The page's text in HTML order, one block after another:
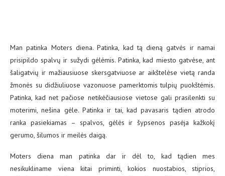
Man patinka Moters diena. Patinka, kad tą dieną gatvės ir namai
prisipildo spalvų ir sužydi gėlėmis. Patinka, kad miesto gatvėse, ant
šaligatvių ir mažiausiuose skersgatviuose ar aikštelėse vietą randa
žmonės su didžiuliuose vazonuose pamerktomis tulpių puokštėmis.
Patinka, kad net pačiose netikėčiausiose vietose gali prasilenkti su
moterimi, nešina gėle. Patinka ir tai, kad pavasaris tądien atrodo
ranka pasiekiamas – spalvos, gėlės ir šypsenos pasėja kažkokį
gerumo, šilumos ir meilės daigą.
Moters diena man patinka dar ir dėl to, kad tądien mes
nesikukliname viena kitai priminti, kokios nuostabios, stiprios,